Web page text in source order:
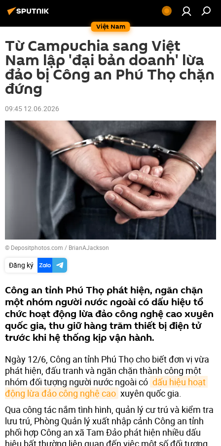
Việt Nam
Từ Campuchia sang Việt
Nam lập 'đại bản doanh' lừa
đảo bị Công an Phú Thọ chặn
đứng
09:45 12.06.2026
© Depositphotos.com / BrianAJackson
Đăng ký
Công an tỉnh Phú Thọ phát hiện, ngăn chặn
một nhóm người nước ngoài có dấu hiệu tổ
chức hoạt động lừa đảo công nghệ cao xuyên
quốc gia, thu giữ hàng trăm thiết bị điện tử
trước khi hệ thống kịp vận hành.
Ngày 12/6, Công an tỉnh Phú Thọ cho biết đơn vị vừa
phát hiện, đấu tranh và ngăn chặn thành công một
nhóm đối tượng người nước ngoài có dấu hiệu hoạt
động lừa đảo công nghệ cao xuyên quốc gia.
Qua công tác nắm tình hình, quản lý cư trú và kiểm tra
lưu trú, Phòng Quản lý xuất nhập cảnh Công an tỉnh
phối hợp Công an xã Tam Đảo phát hiện nhiều dấu
hiệu bất thường liên quan đến việc một số đối tượng